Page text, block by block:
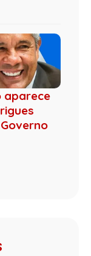
aparece